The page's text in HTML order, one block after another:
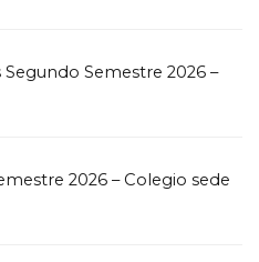
Semestre 2026 –
2026 – Colegio sede